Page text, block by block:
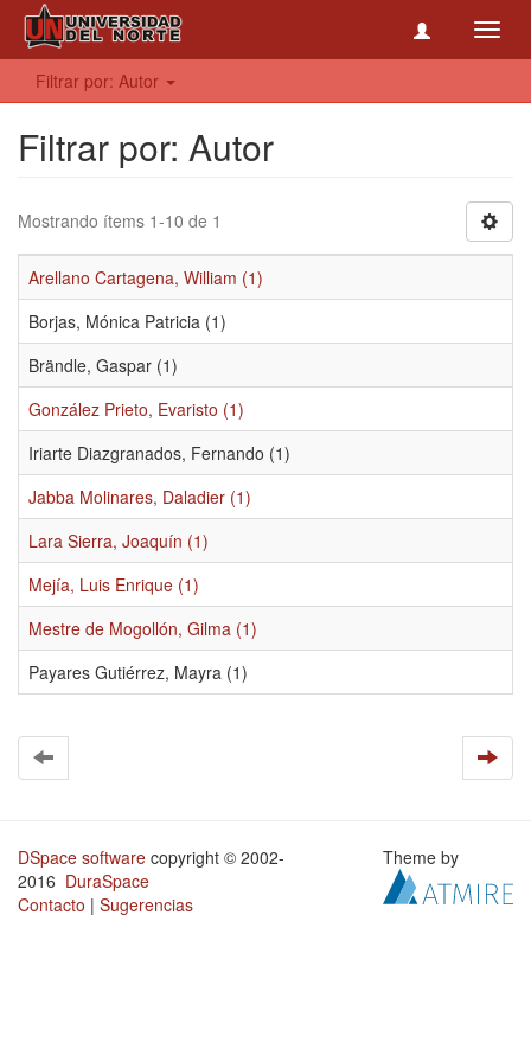
Filtrar por: Autor
Filtrar por: Autor
Mostrando ítems 1-10 de 1
Arellano Cartagena, William (1)
Borjas, Mónica Patricia (1)
Brändle, Gaspar (1)
González Prieto, Evaristo (1)
Iriarte Diazgranados, Fernando (1)
Jabba Molinares, Daladier (1)
Lara Sierra, Joaquín (1)
Mejía, Luis Enrique (1)
Mestre de Mogollón, Gilma (1)
Payares Gutiérrez, Mayra (1)
DSpace software copyright © 2002-
2016 DuraSpace
Contacto | Sugerencias
Theme by